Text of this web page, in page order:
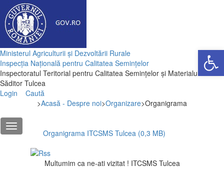
Deschide
Ministerul Agriculturii și Dezvoltării Rurale
Inspecția Națională pentru Calitatea Semințelor
Inspectoratul Teritorial pentru Calitatea Semințelor și Materialului
Săditor Tulcea
Login
Caută
>Acasă - Despre noi>Organizare>Organigrama
Organigrama ITCSMS Tulcea (0,3 MB)
Multumim ca ne-ati vizitat ! ITCSMS Tulcea